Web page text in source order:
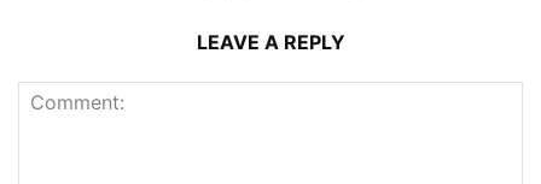
LEAVE A REPLY